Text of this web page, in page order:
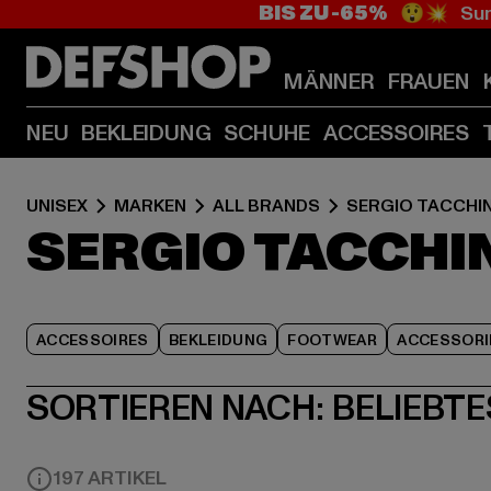
BIS ZU -65% 😲💥
MÄNNER FRAUEN
NEU BEKLEIDUNG SCHUHE ACCESSOIRES
UNISEX MARKEN ALL BRANDS SERGIO
SERGIO
ACCESSOIRES BEKLEIDUNG FOOTWEAR
SORTIEREN NACH:
197 ARTIKEL